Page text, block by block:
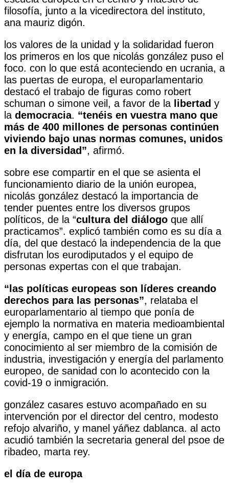
filosofía, junto a la vicedirectora del instituto,
ana mauriz digón.
los valores de la unidad y la solidaridad fueron
los primeros en los que nicolás gonzález puso el
foco. con lo que está aconteciendo en ucrania, a
las puertas de europa, el europarlamentario
destacó el trabajo de figuras como robert
schuman o simone veil, a favor de la libertad y
la democracia. “tenéis en vuestra mano que
más de 400 millones de personas continúen
viviendo bajo unas normas comunes, unidos
en la diversidad”, afirmó.
sobre ese compartir en el que se asienta el
funcionamiento diario de la unión europea,
nicolás gonzález destacó la importancia de
tender puentes entre los diversos grupos
políticos, de la “cultura del diálogo que allí
practicamos”. explicó también como es su día a
día, del que destacó la independencia de la que
disfrutan los eurodiputados y el equipo de
personas expertas con el que trabajan.
“las políticas europeas son líderes creando
derechos para las personas”, relataba el
europarlamentario al tiempo que ponía de
ejemplo la normativa en materia medioambiental
y energía, campo en el que tiene un gran
conocimiento al ser miembro de la comisión de
industria, investigación y energía del parlamento
europeo, de sanidad con lo acontecido con la
covid-19 o inmigración.
gonzález casares estuvo acompañado en su
intervención por el director del centro, modesto
refojo alvariño, y manel yáñez dablanca. al acto
acudió también la secretaria general del psoe de
ribadeo, marta rey.
el día de europa